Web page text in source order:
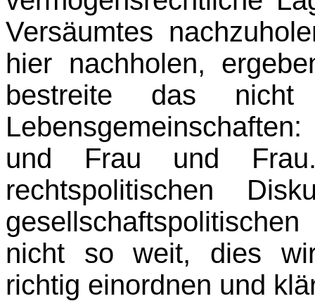
Ver­säumtes
hier nachholen,
bestreite das
und Frau und
rechtspolitischen
nicht so weit, dies
richtig einordnen und